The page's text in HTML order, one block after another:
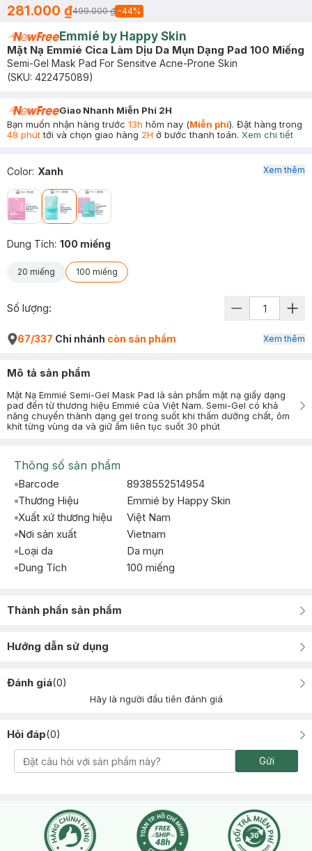
281.000 ₫499.000 ₫ -44%
Emmié by Happy Skin
Mặt Nạ Emmié Cica Làm Dịu Da Mụn Dạng Pad 100 Miếng
Semi-Gel Mask Pad For Sensitve Acne-Prone Skin
(SKU: 422475089)
Giao Nhanh Miễn Phí 2H
Bạn muốn nhận hàng trước 13h hôm nay (Miễn phí). Đặt hàng trong
48 phúttới và chọn giao hàng 2H ở bước thanh toán. Xem chi tiết
Color: Xanh
Dung Tích: 100 miếng
20 miếng 100 miếng
Xem thêm
Số lượng:
67/337 Chi nhánh còn sản phẩm Xem thêm
Mô tả sản phẩm
Mặt Nạ Emmié Semi-Gel Mask Pad là sản phẩm mặt nạ giấy dạng
pad đến từ thương hiệu Emmié của Việt Nam. Semi-Gel có khả
năng chuyển thành dạng gel trong suốt khi thấm dưỡng chất, ôm
khít từng vùng da và giữ ẩm liên tục suốt 30 phút
Thông số sản phẩm
Barcode
8938552514954
Thương Hiệu
Emmié by Happy Skin
Xuất xứ thương hiệu
Việt Nam
Nơi sản xuất
Vietnam
Loại da
Da mụn
Dung Tích
100 miếng
Thành phần sản phẩm
Hướng dẫn sử dụng
Đánh giá(0)
Hãy là người đầu tiên đánh giá
Hỏi đáp(0)
Gửi